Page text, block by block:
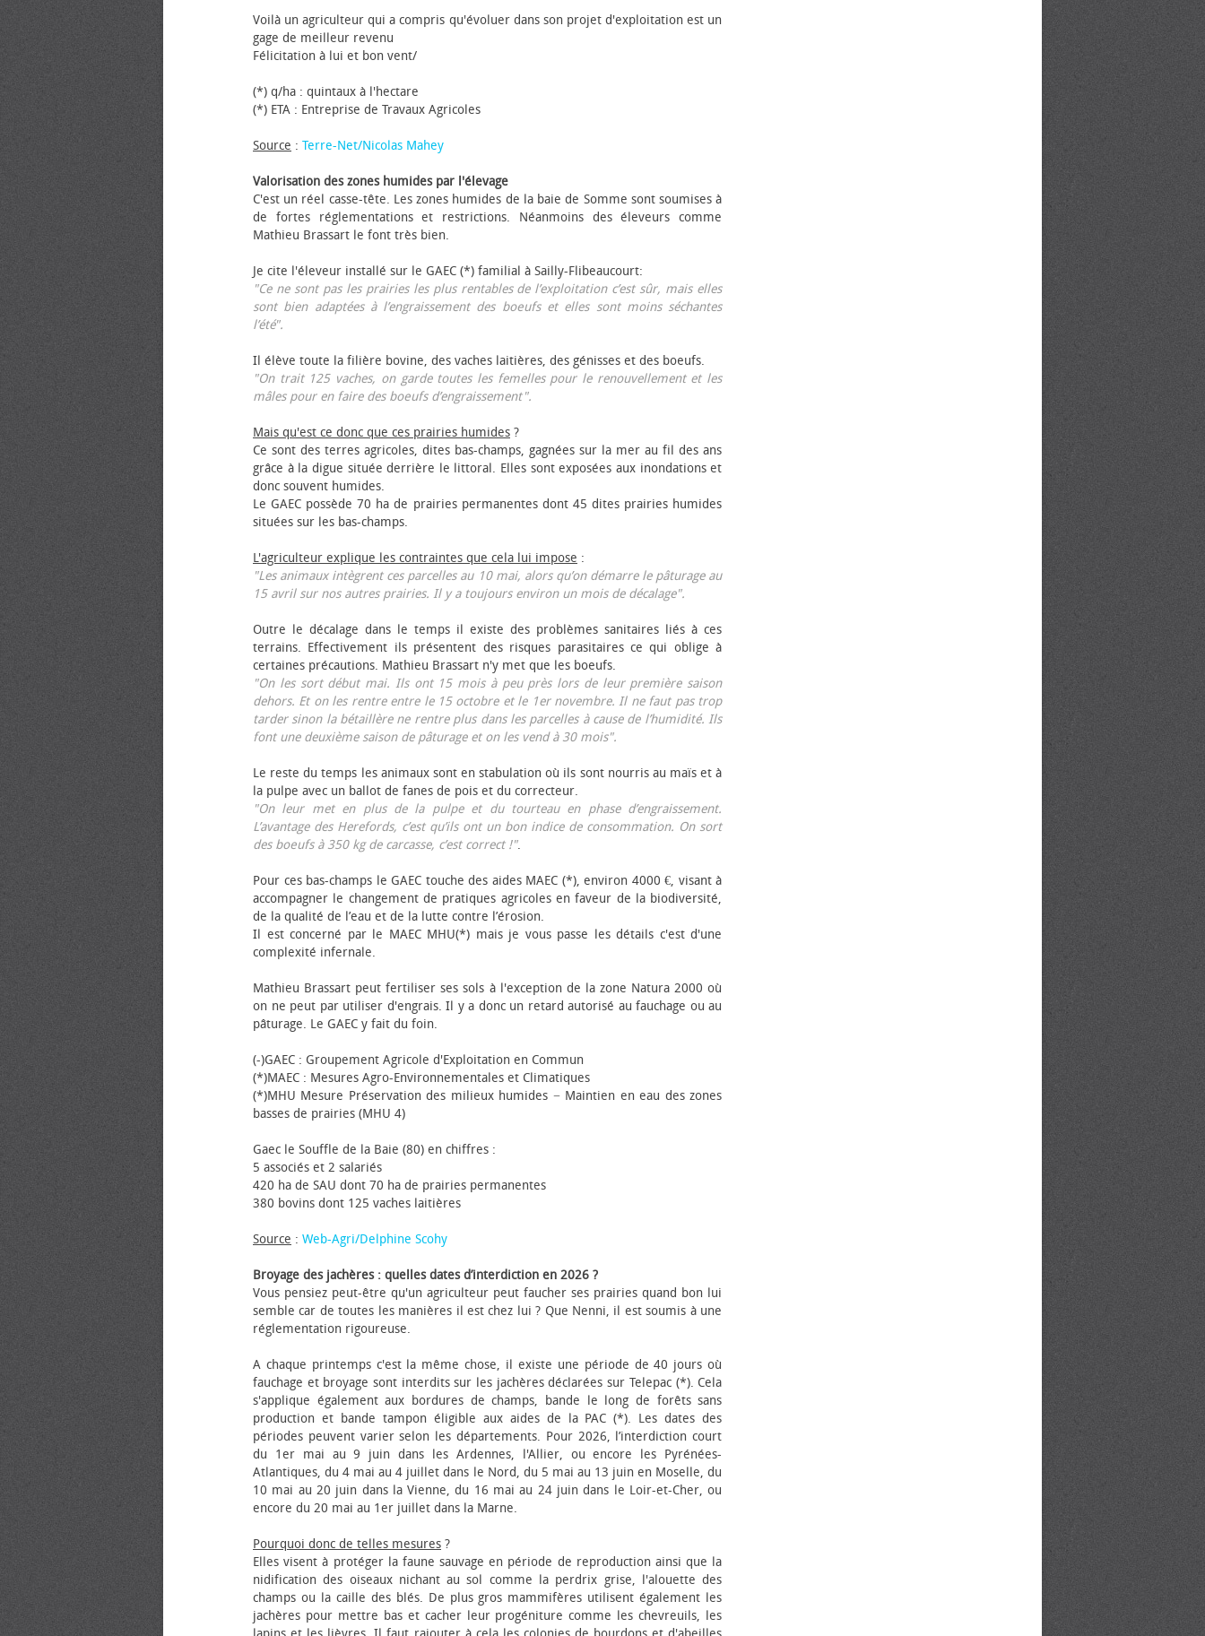
Voilà un agriculteur qui a compris qu'évoluer dans son projet d'exploitation est un
gage de meilleur revenu
Félicitation à lui et bon vent/
(*) q/ha : quintaux à l'hectare
(*) ETA : Entreprise de Travaux Agricoles
Source : Terre-Net/Nicolas Mahey
Valorisation des zones humides par l'élevage
C'est un réel casse-tête. Les zones humides de la baie de Somme sont soumises à
de fortes réglementations et restrictions. Néanmoins des éleveurs comme
Mathieu Brassart le font très bien.
Je cite l'éleveur installé sur le GAEC (*) familial à Sailly-Flibeaucourt:
"Ce ne sont pas les prairies les plus rentables de l’exploitation c’est sûr, mais elles
sont bien adaptées à l’engraissement des bœufs et elles sont moins séchantes
l’été".
Il élève toute la filière bovine, des vaches laitières, des génisses et des bœufs.
"On trait 125 vaches, on garde toutes les femelles pour le renouvellement et les
mâles pour en faire des bœufs d’engraissement".
Mais qu'est ce donc que ces prairies humides ?
Ce sont des terres agricoles, dites bas-champs, gagnées sur la mer au fil des ans
grâce à la digue située derrière le littoral. Elles sont exposées aux inondations et
donc souvent humides.
Le GAEC possède 70 ha de prairies permanentes dont 45 dites prairies humides
situées sur les bas-champs.
L'agriculteur explique les contraintes que cela lui impose :
"Les animaux intègrent ces parcelles au 10 mai, alors qu’on démarre le pâturage au
15 avril sur nos autres prairies. Il y a toujours environ un mois de décalage".
Outre le décalage dans le temps il existe des problèmes sanitaires liés à ces
terrains. Effectivement ils présentent des risques parasitaires ce qui oblige à
certaines précautions. Mathieu Brassart n'y met que les bœufs.
"On les sort début mai. Ils ont 15 mois à peu près lors de leur première saison
dehors. Et on les rentre entre le 15 octobre et le 1er novembre. Il ne faut pas trop
tarder sinon la bétaillère ne rentre plus dans les parcelles à cause de l’humidité. Ils
font une deuxième saison de pâturage et on les vend à 30 mois".
Le reste du temps les animaux sont en stabulation où ils sont nourris au maïs et à
la pulpe avec un ballot de fanes de pois et du correcteur.
"On leur met en plus de la pulpe et du tourteau en phase d’engraissement.
L’avantage des Herefords, c’est qu’ils ont un bon indice de consommation. On sort
des bœufs à 350 kg de carcasse, c’est correct !".
Pour ces bas-champs le GAEC touche des aides MAEC (*), environ 4000 €, visant à
accompagner le changement de pratiques agricoles en faveur de la biodiversité,
de la qualité de l’eau et de la lutte contre l’érosion.
Il est concerné par le MAEC MHU(*) mais je vous passe les détails c'est d'une
complexité infernale.
Mathieu Brassart peut fertiliser ses sols à l'exception de la zone Natura 2000 où
on ne peut par utiliser d'engrais. Il y a donc un retard autorisé au fauchage ou au
pâturage. Le GAEC y fait du foin.
(-)GAEC : Groupement Agricole d'Exploitation en Commun
(*)MAEC : Mesures Agro-Environnementales et Climatiques
(*)MHU Mesure Préservation des milieux humides − Maintien en eau des zones
basses de prairies (MHU 4)
Gaec le Souffle de la Baie (80) en chiffres :
5 associés et 2 salariés
420 ha de SAU dont 70 ha de prairies permanentes
380 bovins dont 125 vaches laitières
Source : Web-Agri/Delphine Scohy
Broyage des jachères : quelles dates d’interdiction en 2026 ?
Vous pensiez peut-être qu'un agriculteur peut faucher ses prairies quand bon lui
semble car de toutes les manières il est chez lui ? Que Nenni, il est soumis à une
réglementation rigoureuse.
A chaque printemps c'est la même chose, il existe une période de 40 jours où
fauchage et broyage sont interdits sur les jachères déclarées sur Telepac (*). Cela
s'applique également aux bordures de champs, bande le long de forêts sans
production et bande tampon éligible aux aides de la PAC (*). Les dates des
périodes peuvent varier selon les départements. Pour 2026, l’interdiction court
du 1er mai au 9 juin dans les Ardennes, l'Allier, ou encore les Pyrénées-
Atlantiques, du 4 mai au 4 juillet dans le Nord, du 5 mai au 13 juin en Moselle, du
10 mai au 20 juin dans la Vienne, du 16 mai au 24 juin dans le Loir-et-Cher, ou
encore du 20 mai au 1er juillet dans la Marne.
Pourquoi donc de telles mesures ?
Elles visent à protéger la faune sauvage en période de reproduction ainsi que la
nidification des oiseaux nichant au sol comme la perdrix grise, l'alouette des
champs ou la caille des blés. De plus gros mammifères utilisent également les
jachères pour mettre bas et cacher leur progéniture comme les chevreuils, les